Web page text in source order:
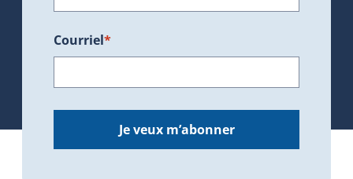
Courriel*
Je veux m’abonner